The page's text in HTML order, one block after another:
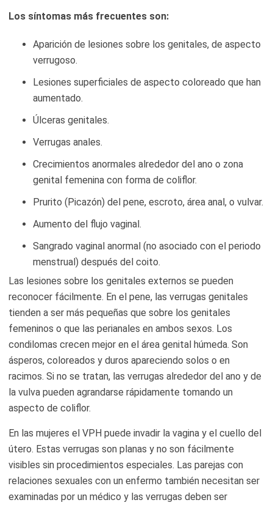
Los síntomas más frecuentes son:
Aparición de lesiones sobre los genitales, de aspecto
verrugoso.
Lesiones superficiales de aspecto coloreado que han
aumentado.
Úlceras genitales.
Verrugas anales.
Crecimientos anormales alrededor del ano o zona
genital femenina con forma de coliflor.
Prurito (Picazón) del pene, escroto, área anal, o vulvar.
Aumento del flujo vaginal.
Sangrado vaginal anormal (no asociado con el periodo
menstrual) después del coito.
Las lesiones sobre los genitales externos se pueden
reconocer fácilmente. En el pene, las verrugas genitales
tienden a ser más pequeñas que sobre los genitales
femeninos o que las perianales en ambos sexos. Los
condilomas crecen mejor en el área genital húmeda. Son
ásperos, coloreados y duros apareciendo solos o en
racimos. Si no se tratan, las verrugas alrededor del ano y de
la vulva pueden agrandarse rápidamente tomando un
aspecto de coliflor.
En las mujeres el VPH puede invadir la vagina y el cuello del
útero. Estas verrugas son planas y no son fácilmente
visibles sin procedimientos especiales. Las parejas con
relaciones sexuales con un enfermo también necesitan ser
examinadas por un médico y las verrugas deben ser